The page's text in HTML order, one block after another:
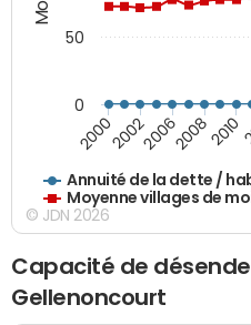
Annuité de la dette /
Moyenne villages de
20002002200620082010
0
50
© JDN 2026
Capacité de
Gellenoncourt